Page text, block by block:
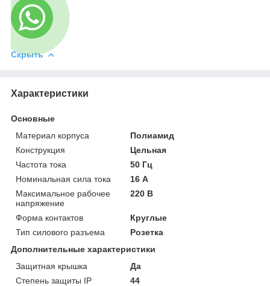
Скрыть
Характеристики
Основные
Материал корпуса
Полиамид
Конструкция
Цельная
Частота тока
50 Гц
Номинальная сила тока
16 А
Максимальное рабочее
напряжение
220 В
Форма контактов
Круглые
Тип силового разъема
Розетка
Дополнительные характеристики
Защитная крышка
Да
Степень защиты IP
44